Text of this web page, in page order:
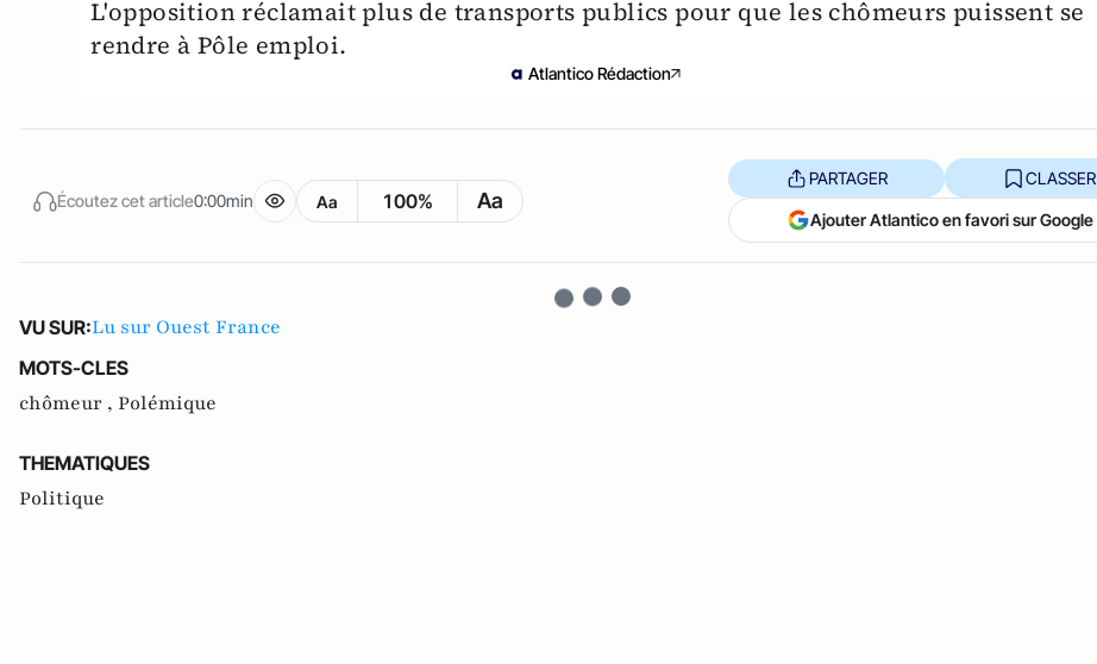
L'opposition réclamait plus de transports publics pour que les chômeurs puissent se
rendre à Pôle emploi.
Atlantico Rédaction
Écoutez cet article0:00min Aa 100% Aa
PARTAGER CLASSER
Ajouter Atlantico en favori sur Google
VU SUR:Lu sur Ouest France
MOTS-CLES
chômeur , Polémique
THEMATIQUES
Politique